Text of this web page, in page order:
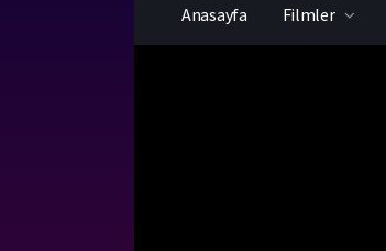
Anasayfa Filmler